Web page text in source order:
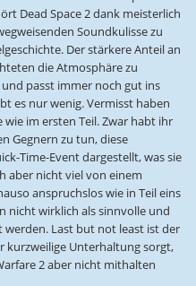
Dead Space 2 dank meisterlich
Soundkulisse zu
Der stärkere Anteil an
die Atmosphäre zu
passt immer noch gut ins
es nur wenig. Vermisst haben
im ersten Teil. Zwar habt ihr
Gegnern zu tun, diese
Time-Event dargestellt, was sie
aber nicht viel von einem
anspruchslos wie in Teil eins
nicht wirklich als sinnvolle und
Last but not least ist der
kurzweilige Unterhaltung sorgt,
2 aber nicht mithalten